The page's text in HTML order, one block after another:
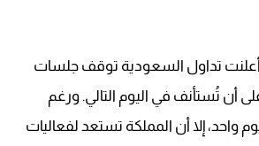
تداول السعودية توقف جلسات
على أن تُستأنف في اليوم التالي. ورغم
واحد، إلا أن المملكة تستعد لفعاليات